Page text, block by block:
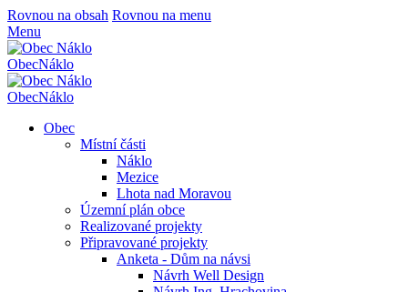
Rovnou na obsah Rovnou na menu
Menu
ObecNáklo
ObecNáklo
Obec
Místní části
Náklo
Mezice
Lhota nad Moravou
Územní plán obce
Realizované projekty
Připravované projekty
Anketa - Dům na návsi
Návrh Well Design